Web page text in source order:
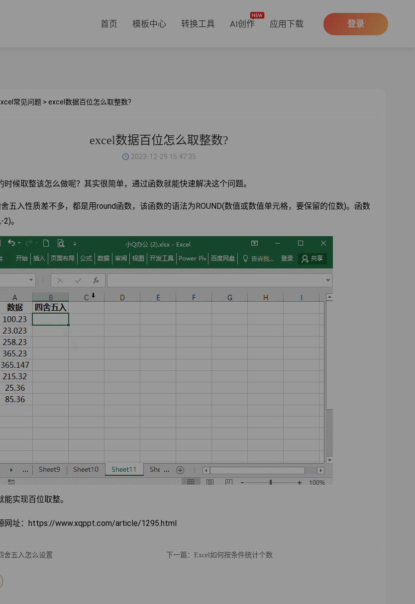
首页 模板中心 转换工具 AI创作 应用下载 登录
常见问题 > excel数据百位怎么取整数?
excel数据百位怎么取整数?
2023-12-29 15:47:35
时候取整该怎么做呢？其实很简单，通过函数就能快速解决这个问题。
五入性质差不多，都是用round函数，该函数的语法为ROUND(数值或数值单元格，要保留的位数)。函数
。
实现百位取整。
网址：https://www.xqppt.com/article/1295.html
舍五入怎么设置 下一篇：Excel如何按条件统计个数